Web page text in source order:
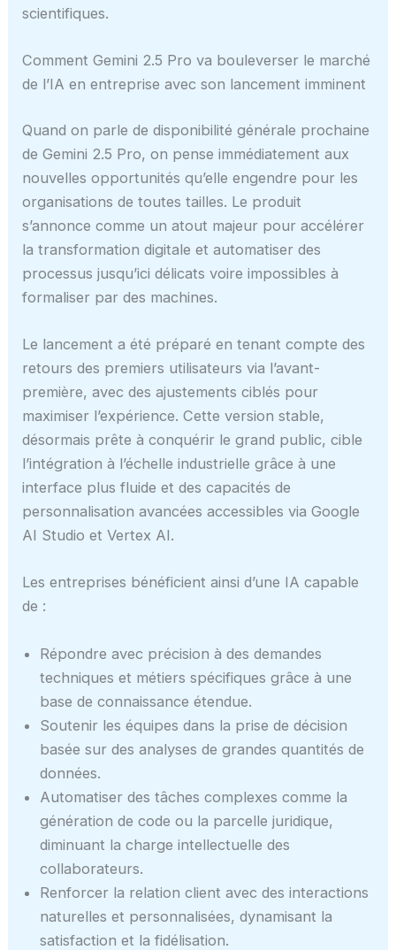
scientifiques.
Comment Gemini 2.5 Pro va bouleverser le marché
de l’IA en entreprise avec son lancement imminent
Quand on parle de disponibilité générale prochaine
de Gemini 2.5 Pro, on pense immédiatement aux
nouvelles opportunités qu’elle engendre pour les
organisations de toutes tailles. Le produit
s’annonce comme un atout majeur pour accélérer
la transformation digitale et automatiser des
processus jusqu’ici délicats voire impossibles à
formaliser par des machines.
Le lancement a été préparé en tenant compte des
retours des premiers utilisateurs via l’avant-
première, avec des ajustements ciblés pour
maximiser l’expérience. Cette version stable,
désormais prête à conquérir le grand public, cible
l’intégration à l’échelle industrielle grâce à une
interface plus fluide et des capacités de
personnalisation avancées accessibles via Google
AI Studio et Vertex AI.
Les entreprises bénéficient ainsi d’une IA capable
de :
Répondre avec précision à des demandes
techniques et métiers spécifiques grâce à une
base de connaissance étendue.
Soutenir les équipes dans la prise de décision
basée sur des analyses de grandes quantités de
données.
Automatiser des tâches complexes comme la
génération de code ou la parcelle juridique,
diminuant la charge intellectuelle des
collaborateurs.
Renforcer la relation client avec des interactions
naturelles et personnalisées, dynamisant la
satisfaction et la fidélisation.